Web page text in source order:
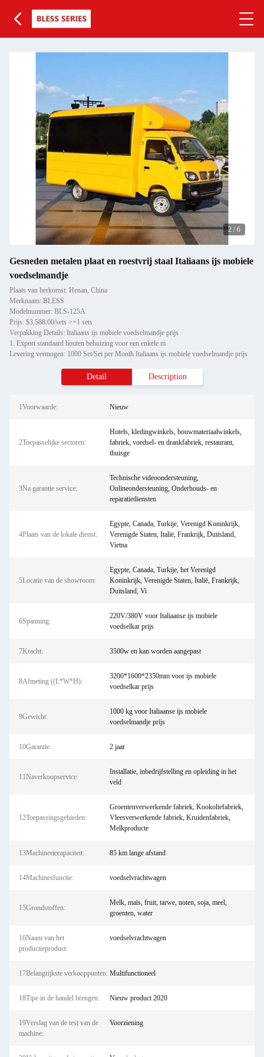
2 / 6
Gesneden metalen plaat en roestvrij staal Italiaans ijs mobiele
voedselmandje
Plaats van herkomst: Henan, China
Merknaam: BLESS
Modelnummer: BLS-125A
Prijs: $3,588.00/sets >=1 sets
Verpakking Details: Italiaans ijs mobiele voedselmandje prijs
1. Export standaard houten behuizing voor een enkele m
Levering vermogen: 1000 Set/Set per Month Italiaans ijs mobiele voedselmandje prijs
Detail Description
1Voorwaarde: Nieuw
2Toepasselijke sectoren:
Hotels, kledingwinkels, bouwmateriaalwinkels,
fabriek, voedsel- en drankfabriek, restaurant,
thuisge
3Na garantie service:
Technische videoondersteuning,
Onlineondersteuning, Onderhouds- en
reparatiediensten
4Plaats van de lokale dienst:
Egypte, Canada, Turkije, Verenigd Koninkrijk,
Verenigde Staten, Italië, Frankrijk, Duitsland,
Vietna
5Locatie van de showroom:
Egypte, Canada, Turkije, het Verenigd
Koninkrijk, Verenigde Staten, Italië, Frankrijk,
Duitsland, Vi
6Spanning:
220V/380V voor Italiaanse ijs mobiele
voedselkar prijs
7Kracht: 3500w en kan worden aangepast
8Afmeting ((L*W*H):
3200*1600*2350mm voor ijs mobiele
voedselkar prijs
9Gewicht:
1000 kg voor Italiaanse ijs mobiele
voedselmandje prijs
10Garantie: 2 jaar
11Naverkoopservice:
Installatie, inbedrijfstelling en opleiding in het
veld
12Toepassingsgebieden:
Groentenverwerkende fabriek, Kookoliefabriek,
Vleesverwerkende fabriek, Kruidenfabriek,
Melkproducte
13Machineriecapaciteit: 85 km lange afstand
14Machinesfunctie: voedselvrachtwagen
15Grondstoffen:
Melk, maïs, fruit, tarwe, noten, soja, meel,
groenten, water
16Naam van het
productieproduct:
voedselvrachtwagen
17Belangrijkste verkooppunten: Multifunctioneel
18Tipe in de handel brengen: Nieuw product 2020
19Verslag van de test van de
machine:
Voorziening